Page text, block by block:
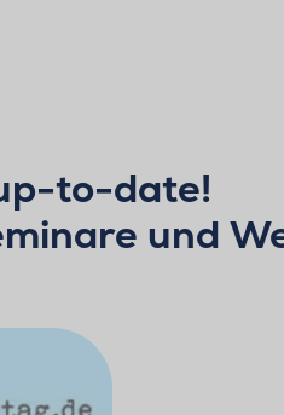
to-date!
und